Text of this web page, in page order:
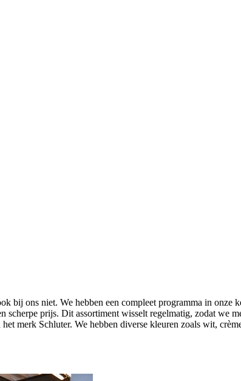
bij ons niet. We hebben een compleet programma in onze
scherpe prijs. Dit assortiment wisselt regelmatig, zodat we
merk Schluter. We hebben diverse kleuren zoals wit,